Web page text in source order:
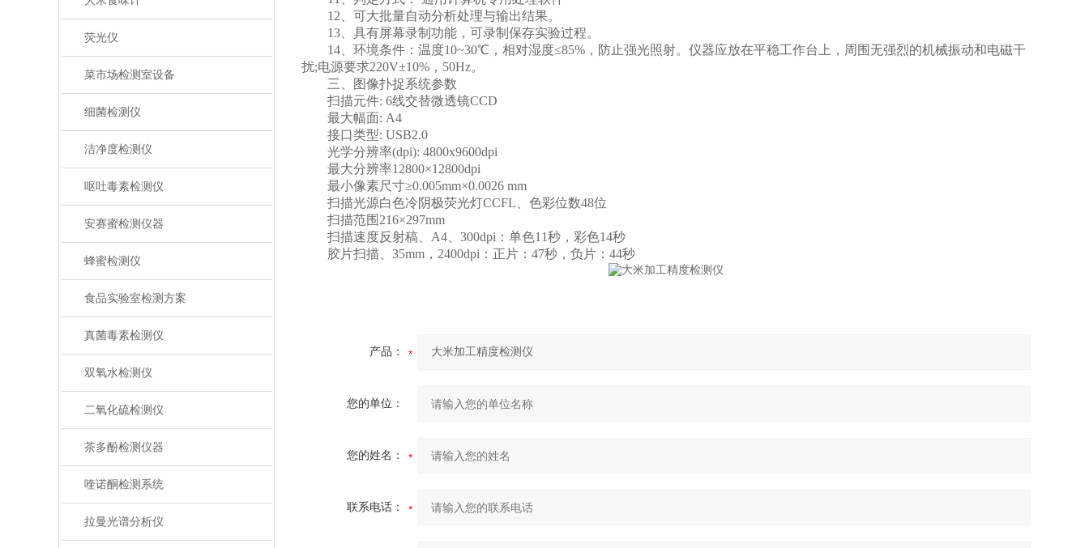
荧光仪
菜市场检测室设备
细菌检测仪
洁净度检测仪
呕吐毒素检测仪
安赛蜜检测仪器
蜂蜜检测仪
食品实验室检测方案
真菌毒素检测仪
双氧水检测仪
二氧化硫检测仪
茶多酚检测仪器
喹诺酮检测系统
拉曼光谱分析仪
12、可大批量自动分析处理与输出结果。
13、具有屏幕录制功能，可录制保存实验过程。
14、环境条件：温度10~30℃，相对湿度≤85%，防止强光照射。仪器应放在平稳工作台上，周围无强烈的机械振动和电磁干
扰;电源要求220V±10%，50Hz。
三、图像扑捉系统参数
扫描元件: 6线交替微透镜CCD
最大幅面: A4
接口类型: USB2.0
光学分辨率(dpi): 4800x9600dpi
最大分辨率12800×12800dpi
最小像素尺寸≥0.005mm×0.0026 mm
扫描光源白色冷阴极荧光灯CCFL、色彩位数48位
扫描范围216×297mm
扫描速度反射稿、A4、300dpi：单色11秒，彩色14秒
胶片扫描、35mm，2400dpi：正片：47秒，负片：44秒
产品：
您的单位：
您的姓名：
联系电话：